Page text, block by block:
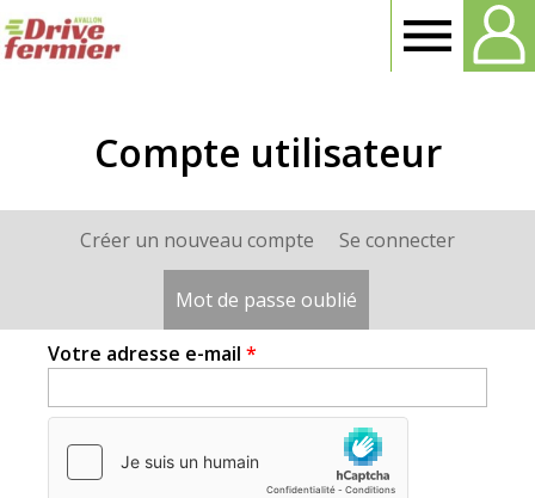
Avallon
Compte utilisateur
OngletsCréer un nouveau compte Se connecter
Mot de passe oublié
Votre adresse e-mail *